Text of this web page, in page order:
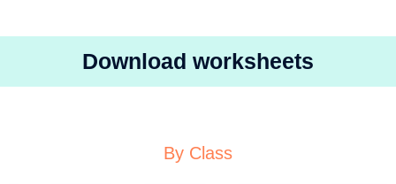
Download worksheets
By Class